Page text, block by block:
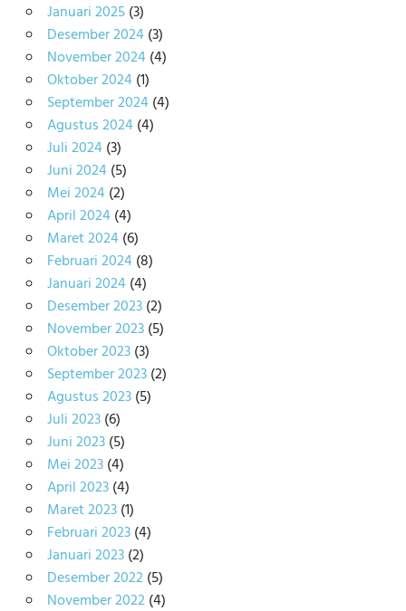
Januari 2025(3)
Desember 2024(3)
November 2024(4)
Oktober 2024(1)
September 2024(4)
Agustus 2024(4)
Juli 2024(3)
Juni 2024(5)
Mei 2024(2)
April 2024(4)
Maret 2024(6)
Februari 2024(8)
Januari 2024(4)
Desember 2023(2)
November 2023(5)
Oktober 2023(3)
September 2023(2)
Agustus 2023(5)
Juli 2023(6)
Juni 2023(5)
Mei 2023(4)
April 2023(4)
Maret 2023(1)
Februari 2023(4)
Januari 2023(2)
Desember 2022(5)
November 2022(4)